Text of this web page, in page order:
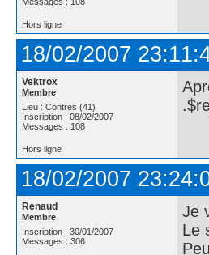
Hors ligne
18/02/2007
Vektrox
Membre
Lieu : Contres (41)
Inscription : 08/02/2007
Messages : 108
Hors ligne
18/02/2007
Renaud
Membre
Inscription : 30/01/2007
Messages : 306
Je
Le